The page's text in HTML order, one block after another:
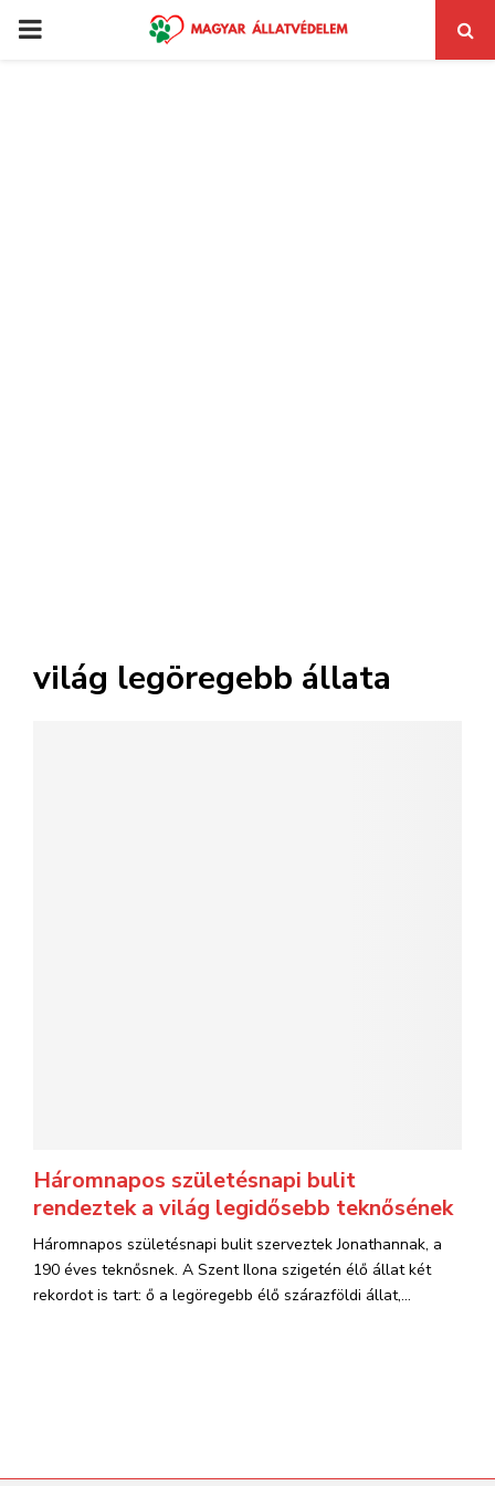
PRIMARY
világ legöregebb állata
Háromnapos születésnapi bulit
rendeztek a világ legidősebb teknősének
Háromnapos születésnapi bulit szerveztek Jonathannak, a
190 éves teknősnek. A Szent Ilona szigetén élő állat két
rekordot is tart: ő a legöregebb élő szárazföldi állat,...